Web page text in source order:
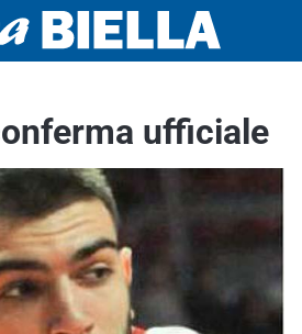
ufficiale